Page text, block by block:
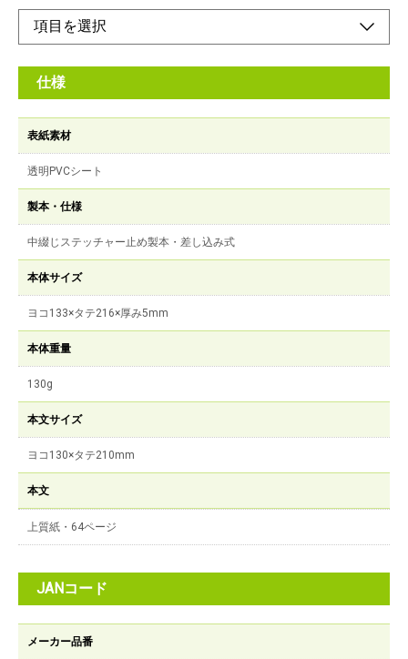
仕様
表紙素材
透明PVCシート
製本・仕様
中綴じステッチャー止め製本・差し込み式
本体サイズ
ヨコ133×タテ216×厚み5mm
本体重量
130g
本文サイズ
ヨコ130×タテ210mm
本文
上質紙・64ページ
JANコード
メーカー品番